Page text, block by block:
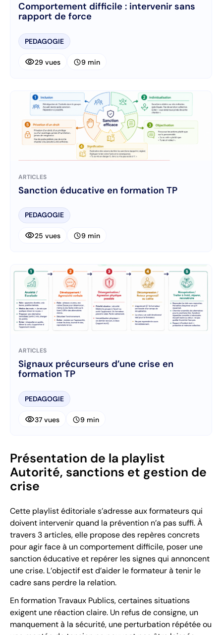
Comportement difficile : intervenir sans
rapport de force
PEDAGOGIE
visibility29 vues schedule9 min
ARTICLES
Sanction éducative en formation TP
PEDAGOGIE
visibility25 vues schedule9 min
ARTICLES
Signaux précurseurs d’une crise en
formation TP
PEDAGOGIE
visibility37 vues schedule9 min
Présentation de la playlist
Autorité, sanctions et gestion de
crise
Cette playlist éditoriale s’adresse aux formateurs qui
doivent intervenir quand la prévention n’a pas suffi. À
travers 3 articles, elle propose des repères concrets
pour agir face à un comportement difficile, poser une
sanction éducative et repérer les signes qui annoncent
une crise. L’objectif est d’aider le formateur à tenir le
cadre sans perdre la relation.
En formation Travaux Publics, certaines situations
exigent une réaction claire. Un refus de consigne, un
manquement à la sécurité, une perturbation répétée ou